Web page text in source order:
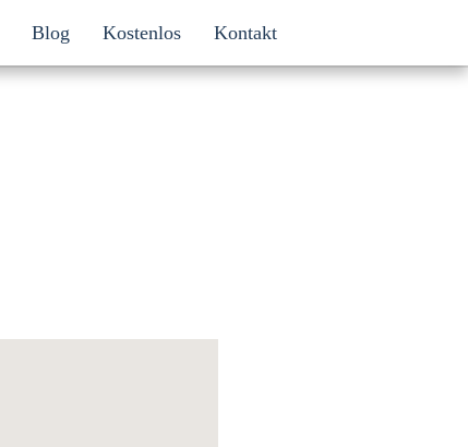
Blog Kostenlos Kontakt